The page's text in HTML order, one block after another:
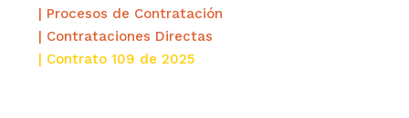
| Procesos de Contratación
| Contrataciones Directas
| Contrato 109 de 2025